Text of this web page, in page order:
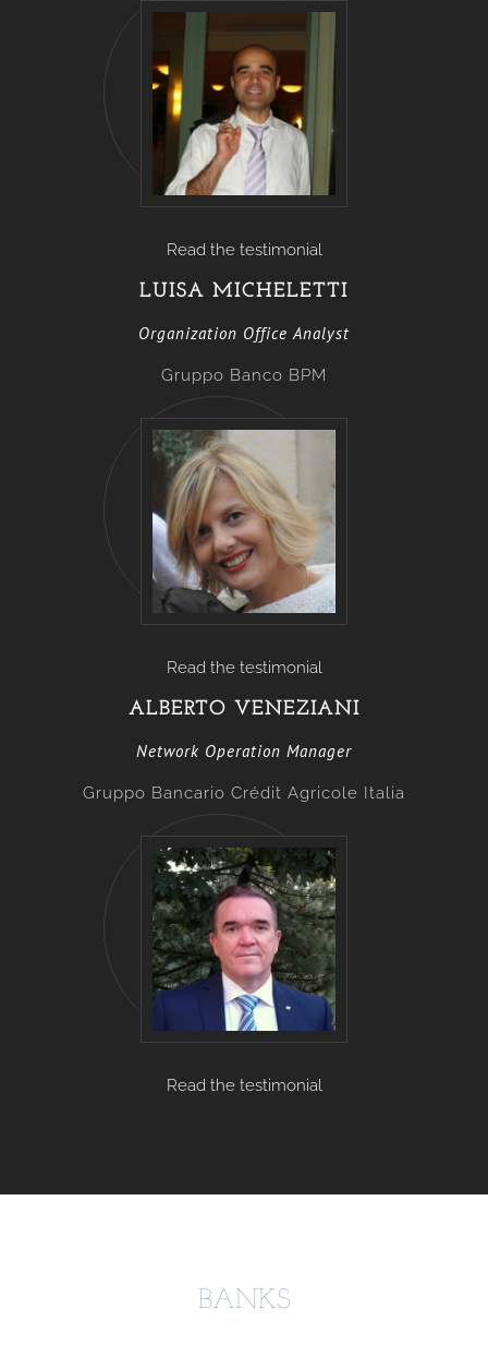
Read the testimonial
LUISA MICHELETTI
Organization Office Analyst
Gruppo Banco BPM
Read the testimonial
ALBERTO VENEZIANI
Network Operation Manager
Gruppo Bancario Crédit Agricole Italia
Read the testimonial
BANKS